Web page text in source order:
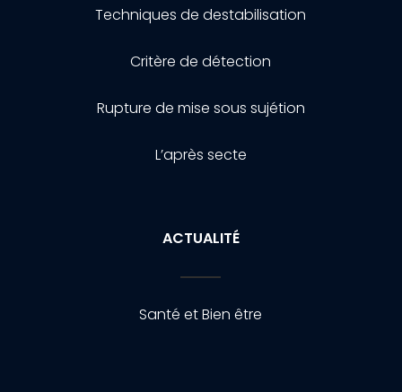
Techniques de destabilisation
Critère de détection
Rupture de mise sous sujétion
L’après secte
ACTUALITÉ
Santé et Bien être